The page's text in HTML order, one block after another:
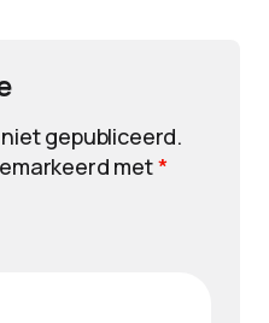
gepubliceerd.
met*